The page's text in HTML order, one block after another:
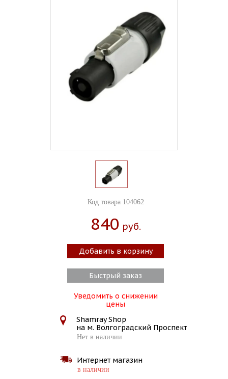
Код товара 104062
840 Руб.
Добавить в корзину
Быстрый заказ
Уведомить о снижении
цены
Shamray Shop
на м. Волгоградский Проспект
Нет в наличии
Интернет магазин
в наличии